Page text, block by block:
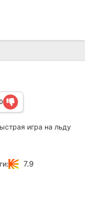
игра на льду
7.9